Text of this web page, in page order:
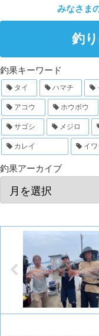
みなさま
釣
釣果キーワード
タイ ハマチ
アコウ ホウボウ
サゴシ メジロ
カレイ イワ
釣果アーカイブ